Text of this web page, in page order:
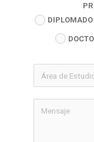
DIPLOMADO